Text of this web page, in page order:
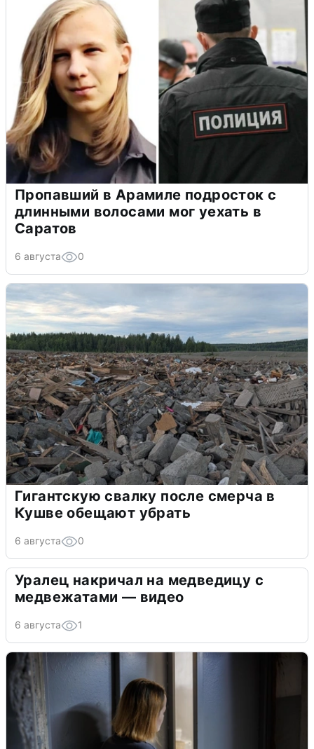
Пропавший в Арамиле подросток с
длинными волосами мог уехать в
Саратов
6 августа 0
Гигантскую свалку после смерча в
Кушве обещают убрать
6 августа 0
Уралец накричал на медведицу с
медвежатами — видео
6 августа 1